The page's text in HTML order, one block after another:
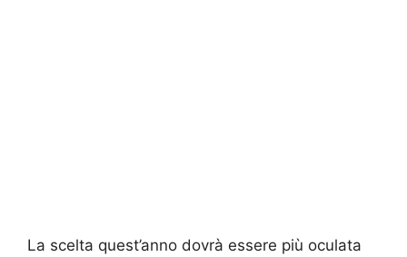
La scelta quest’anno dovrà essere più oculata